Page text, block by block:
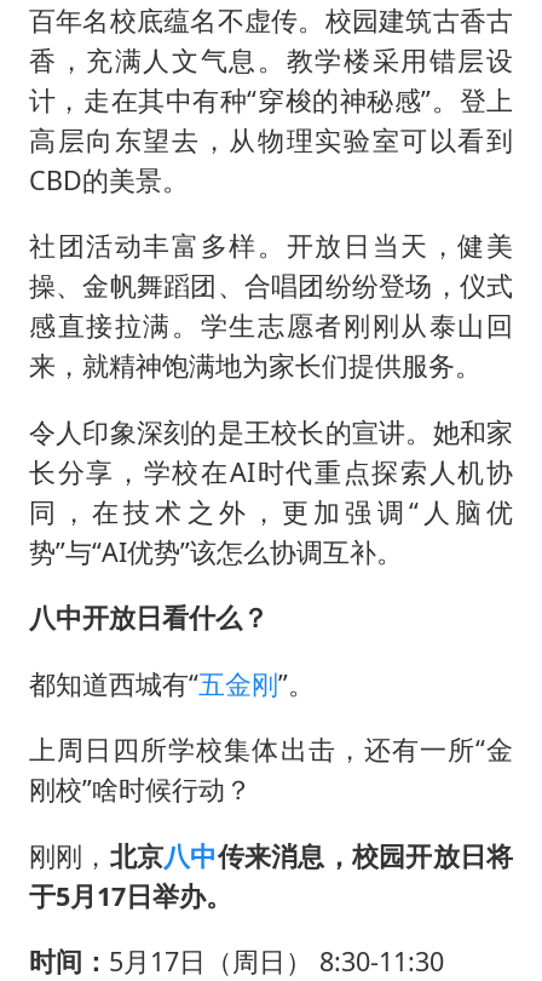
百年名校底蕴名不虚传。校园建筑古香古
香，充满人文气息。教学楼采用错层设
计，走在其中有种“穿梭的神秘感”。登上
高层向东望去，从物理实验室可以看到
CBD的美景。
社团活动丰富多样。开放日当天，健美
操、金帆舞蹈团、合唱团纷纷登场，仪式
感直接拉满。学生志愿者刚刚从泰山回
来，就精神饱满地为家长们提供服务。
令人印象深刻的是王校长的宣讲。她和家
长分享，学校在AI时代重点探索人机协
同，在技术之外，更加强调“人脑优
势”与“AI优势”该怎么协调互补。
八中开放日看什么？
都知道西城有“五金刚”。
上周日四所学校集体出击，还有一所“金
刚校”啥时候行动？
刚刚， 北京八中传来消息，校园开放日将
于5月17日举办。
时间： 5月17日（周日） 8:30-11:30